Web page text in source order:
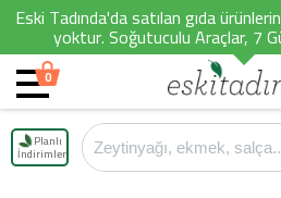
Eski Tadında'da satılan gıda
yoktur. Soğutuculu Araçlar, 7
0
Planlı
İndirimler